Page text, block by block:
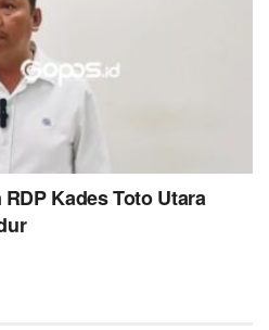
Kades Toto Utara